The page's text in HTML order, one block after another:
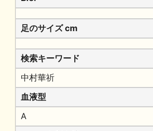
足のサイズ cm
検索キーワード
中村華祈
血液型
A